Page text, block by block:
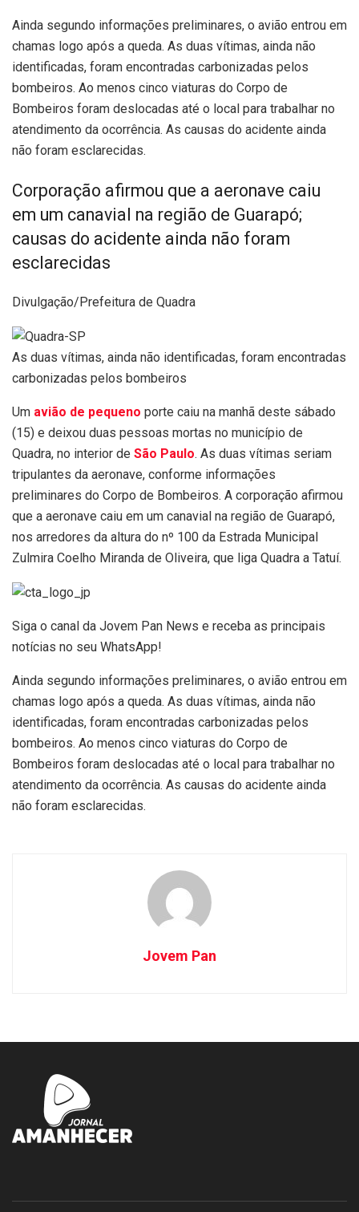
Ainda segundo informações preliminares, o avião entrou em
chamas logo após a queda. As duas vítimas, ainda não
identificadas, foram encontradas carbonizadas pelos
bombeiros. Ao menos cinco viaturas do Corpo de
Bombeiros foram deslocadas até o local para trabalhar no
atendimento da ocorrência. As causas do acidente ainda
não foram esclarecidas.
Corporação afirmou que a aeronave caiu
em um canavial na região de Guarapó;
causas do acidente ainda não foram
esclarecidas
Divulgação/Prefeitura de Quadra
As duas vítimas, ainda não identificadas, foram encontradas
carbonizadas pelos bombeiros
Um avião de pequeno porte caiu na manhã deste sábado
(15) e deixou duas pessoas mortas no município de
Quadra, no interior de São Paulo. As duas vítimas seriam
tripulantes da aeronave, conforme informações
preliminares do Corpo de Bombeiros. A corporação afirmou
que a aeronave caiu em um canavial na região de Guarapó,
nos arredores da altura do nº 100 da Estrada Municipal
Zulmira Coelho Miranda de Oliveira, que liga Quadra a Tatuí.
Siga o canal da Jovem Pan News e receba as principais
notícias no seu WhatsApp!
Ainda segundo informações preliminares, o avião entrou em
chamas logo após a queda. As duas vítimas, ainda não
identificadas, foram encontradas carbonizadas pelos
bombeiros. Ao menos cinco viaturas do Corpo de
Bombeiros foram deslocadas até o local para trabalhar no
atendimento da ocorrência. As causas do acidente ainda
não foram esclarecidas.
Jovem Pan